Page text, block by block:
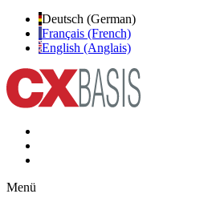
Deutsch (German)
Français (French)
English (Anglais)
Menü